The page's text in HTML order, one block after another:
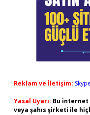
Reklam ve İletişim:
Yasal Uyarı: Bu
veya şahıs şirketi ile